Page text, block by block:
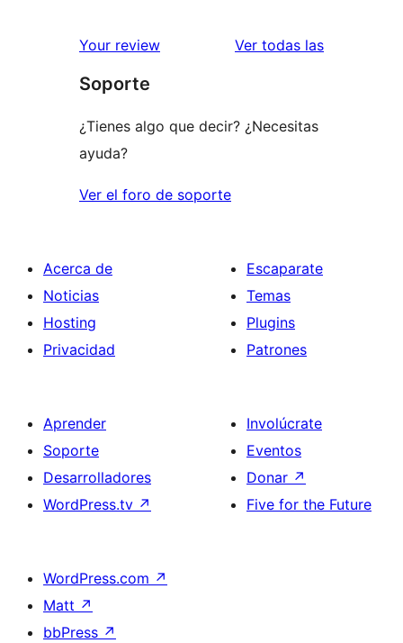
Your review Ver todas las
Soporte
¿Tienes algo que decir? ¿Necesitas
ayuda?
Ver el foro de soporte
Acerca de
Noticias
Hosting
Privacidad
Escaparate
Temas
Plugins
Patrones
Aprender
Soporte
Desarrolladores
WordPress.tv ↗
Involúcrate
Eventos
Donar ↗
Five for the Future
WordPress.com ↗
Matt ↗
bbPress ↗